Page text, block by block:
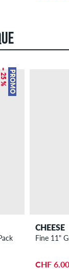
PROMO
– 25 %
CHEESE
Fine 11"
CHF 6.00